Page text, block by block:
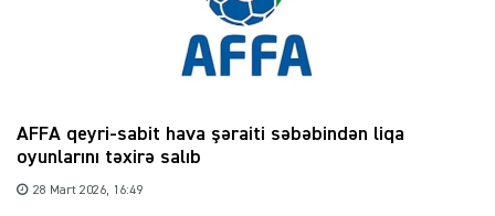
AFFA qeyri-sabit hava şəraiti səbəbindən liqa
oyunlarını təxirə salıb
28 Mart 2026, 16:49